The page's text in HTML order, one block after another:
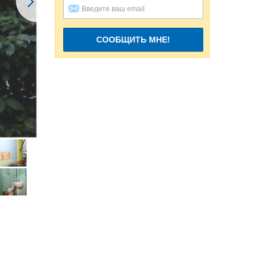
СООБЩИТЬ МНЕ!